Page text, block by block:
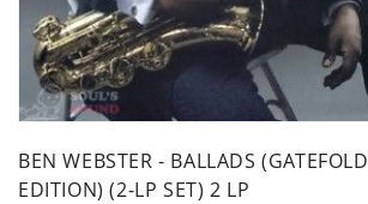
BEN WEBSTER - BALLADS (GATEFOLD
EDITION) (2-LP SET) 2 LP